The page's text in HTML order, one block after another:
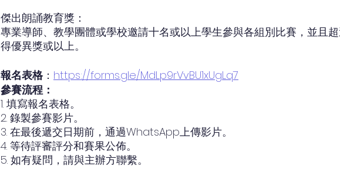
傑出朗誦教育獎：
專業導師、教學團體或學校邀請十名或以上學生參與各組別比賽，並且
得優異獎或以上。
報名表格： https://forms.gle/MdLp9rVvBU1xUgLq7
參賽流程：
1. 填寫報名表格。
2. 錄製參賽影片。
3. 在最後遞交日期前，通過WhatsApp上傳影片。
4. 等待評審評分和賽果公佈。
5. 如有疑問，請與主辦方聯繫。